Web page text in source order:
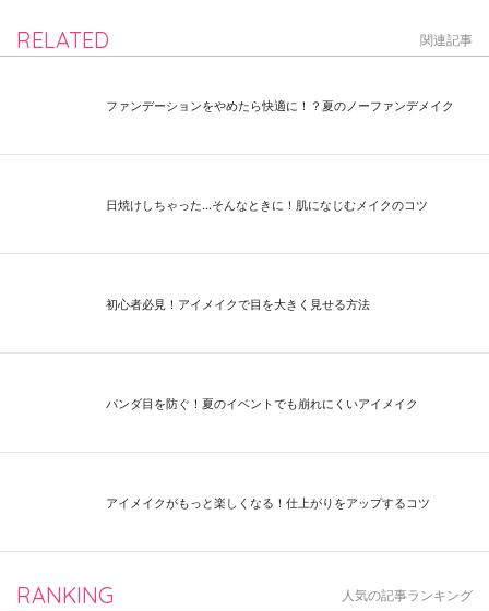
RELATED 関連記事
ファンデーションをやめたら快適に！？夏のノーファンデメイク
日焼けしちゃった...そんなときに！肌になじむメイクのコツ
初心者必見！アイメイクで目を大きく見せる方法
パンダ目を防ぐ！夏のイベントでも崩れにくいアイメイク
アイメイクがもっと楽しくなる！仕上がりをアップするコツ
RANKING 人気の記事ランキング